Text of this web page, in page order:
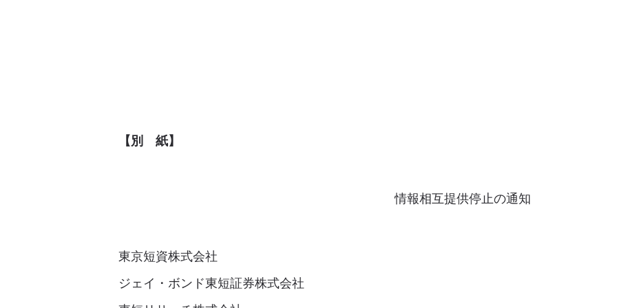
【別 紙】
情報相互提供停止の通知
東京短資株式会社
ジェイ・ボンド東短証券株式会社